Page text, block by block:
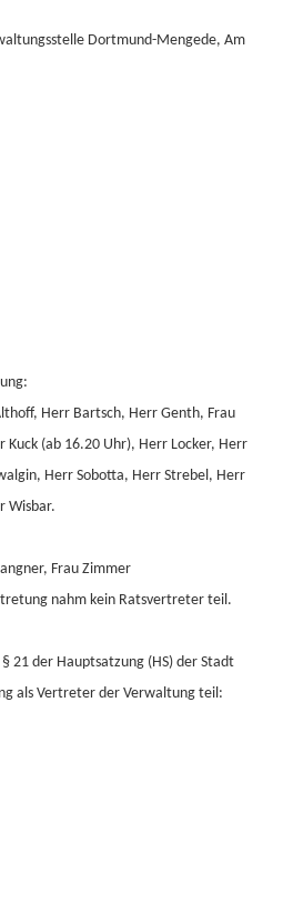
Dortmund-Mengede, Am
Herr Bartsch, Herr Genth, Frau
Kuck (ab 16.20 Uhr), Herr Locker, Herr
Herr Sobotta, Herr Strebel, Herr
Wisbar.
Frau Zimmer
nahm kein Ratsvertreter teil.
21 der Hauptsatzung (HS) der Stadt
als Vertreter der Verwaltung teil: